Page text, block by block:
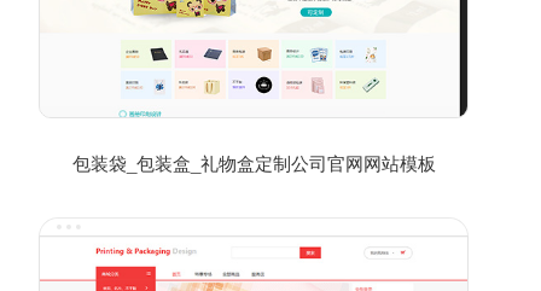
包装袋_包装盒_礼物盒定制公司官网网站模板